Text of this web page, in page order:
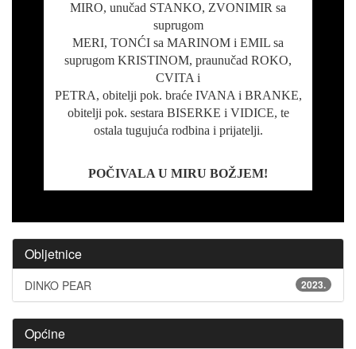
MIRO, unučad STANKO, ZVONIMIR sa
suprugom
MERI, TONĆI sa MARINOM i EMIL sa
suprugom KRISTINOM, praunučad ROKO,
CVITA i
PETRA, obitelji pok. braće IVANA i BRANKE,
obitelji pok. sestara BISERKE i VIDICE, te
ostala tugujuća rodbina i prijatelji.
POČIVALA U MIRU BOŽJEM!
Obljetnice
DINKO PEAR 2023.
Općine